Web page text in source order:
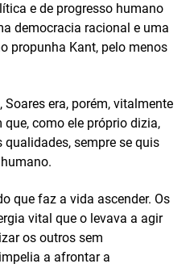
e de progresso humano
democracia racional e uma
propunha Kant, pelo menos
era, porém, vitalmente
como ele próprio dizia,
sempre se quis
que faz a vida ascender. Os
vital que o levava a agir
os outros sem
a afrontar a